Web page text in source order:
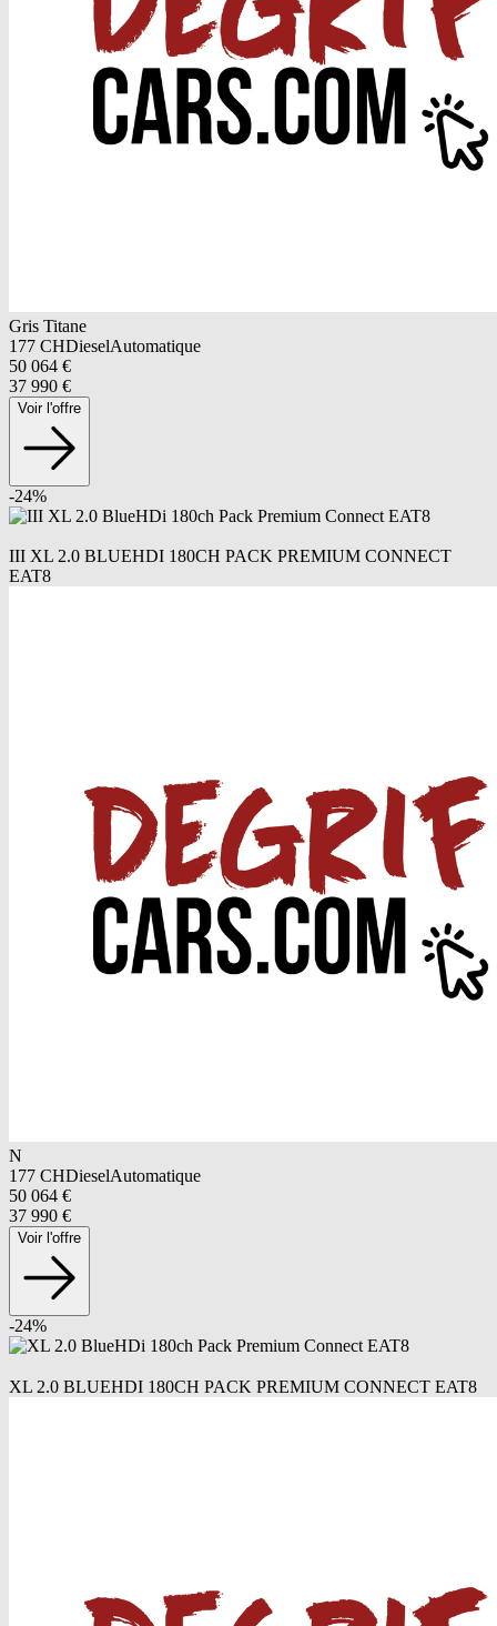
Gris Titane
177 CHDieselAutomatique
50 064 €
37 990 €
Voir l'offre
-24%
III XL 2.0 BLUEHDI 180CH PACK PREMIUM CONNECT
EAT8
N
177 CHDieselAutomatique
50 064 €
37 990 €
Voir l'offre
-24%
XL 2.0 BLUEHDI 180CH PACK PREMIUM CONNECT EAT8